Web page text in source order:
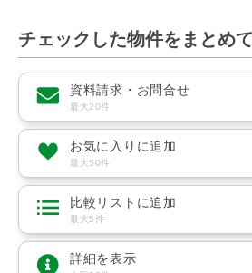
チェックした物件をまとめて
資料請求・お問合せ
最大20件
お気に入りに追加
最大50件
比較リストに追加
最大5件
詳細を表示